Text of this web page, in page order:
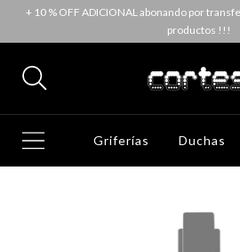
+ 10 % OFF ADICIONAL abonando por
productos !!!
Griferías Duchas